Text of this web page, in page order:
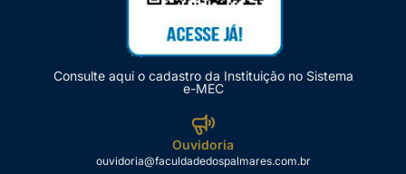
Consulte aqui o cadastro da Instituição no Sistema
e-MEC
Ouvidoria
ouvidoria@faculdadedospalmares.com.br